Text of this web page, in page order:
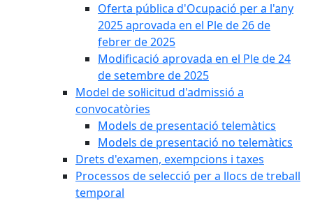
Oferta pública d'Ocupació per a l'any
2025 aprovada en el Ple de 26 de
febrer de 2025
Modificació aprovada en el Ple de 24
de setembre de 2025
Model de sol·licitud d'admissió a
convocatòries
Models de presentació telemàtics
Models de presentació no telemàtics
Drets d'examen, exempcions i taxes
Processos de selecció per a llocs de treball
temporal